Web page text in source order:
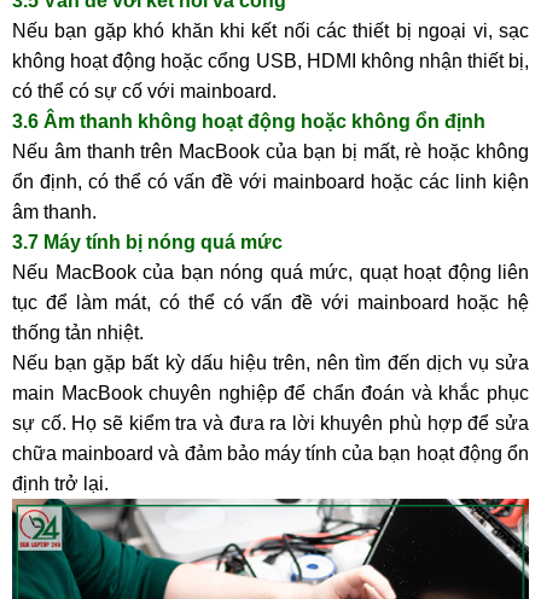
Nếu bạn gặp khó khăn khi kết nối các thiết bị ngoại vi, sạc
không hoạt động hoặc cổng USB, HDMI không nhận thiết bị,
có thể có sự cố với mainboard.
3.6 Âm thanh không hoạt động hoặc không ổn định
Nếu âm thanh trên MacBook của bạn bị mất, rè hoặc không
ổn định, có thể có vấn đề với mainboard hoặc các linh kiện
âm thanh.
3.7 Máy tính bị nóng quá mức
Nếu MacBook của bạn nóng quá mức, quạt hoạt động liên
tục để làm mát, có thể có vấn đề với mainboard hoặc hệ
thống tản nhiệt.
Nếu bạn gặp bất kỳ dấu hiệu trên, nên tìm đến dịch vụ sửa
main MacBook chuyên nghiệp để chẩn đoán và khắc phục
sự cố. Họ sẽ kiểm tra và đưa ra lời khuyên phù hợp để sửa
chữa mainboard và đảm bảo máy tính của bạn hoạt động ổn
định trở lại.